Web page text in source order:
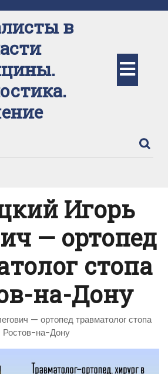
в
Игорь
— ортопед
стопа
на-Дону
— ортопед травматолог стопа
Ростов-на-Дону